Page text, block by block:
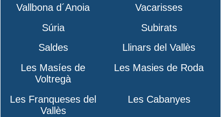
Vallbona d´Anoia
Vacarisses
Súria
Subirats
Saldes
Llinars del Vallès
Les Masíes de
Voltregà
Les Masies de Roda
Les Franqueses del
Vallès
Les Cabanyes